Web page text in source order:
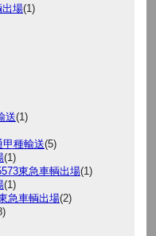
出場(1)
送(1)
甲種輸送(5)
(1)
東急車輌出場(1)
(1)
急車輌出場(2)